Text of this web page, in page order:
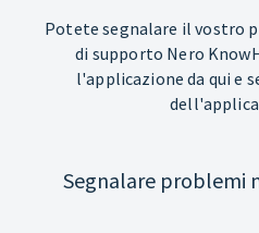
Potete segnalare il vostro
di supporto Nero
l'applicazione da qui e
Segnalare problemi